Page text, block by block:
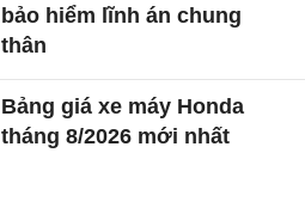
bảo hiểm lĩnh án chung
thân
Bảng giá xe máy Honda
tháng 8/2026 mới nhất